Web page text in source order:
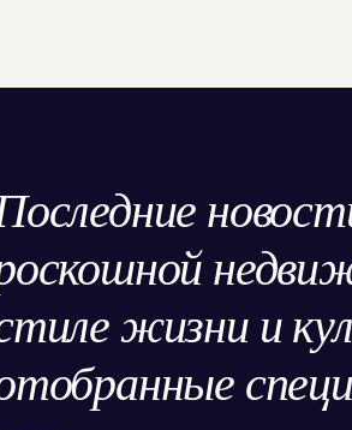
жизни и